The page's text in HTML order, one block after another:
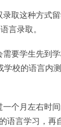
取这种方式
言录取。
要学生先到
校的语言内
个月左右时
言学习，再